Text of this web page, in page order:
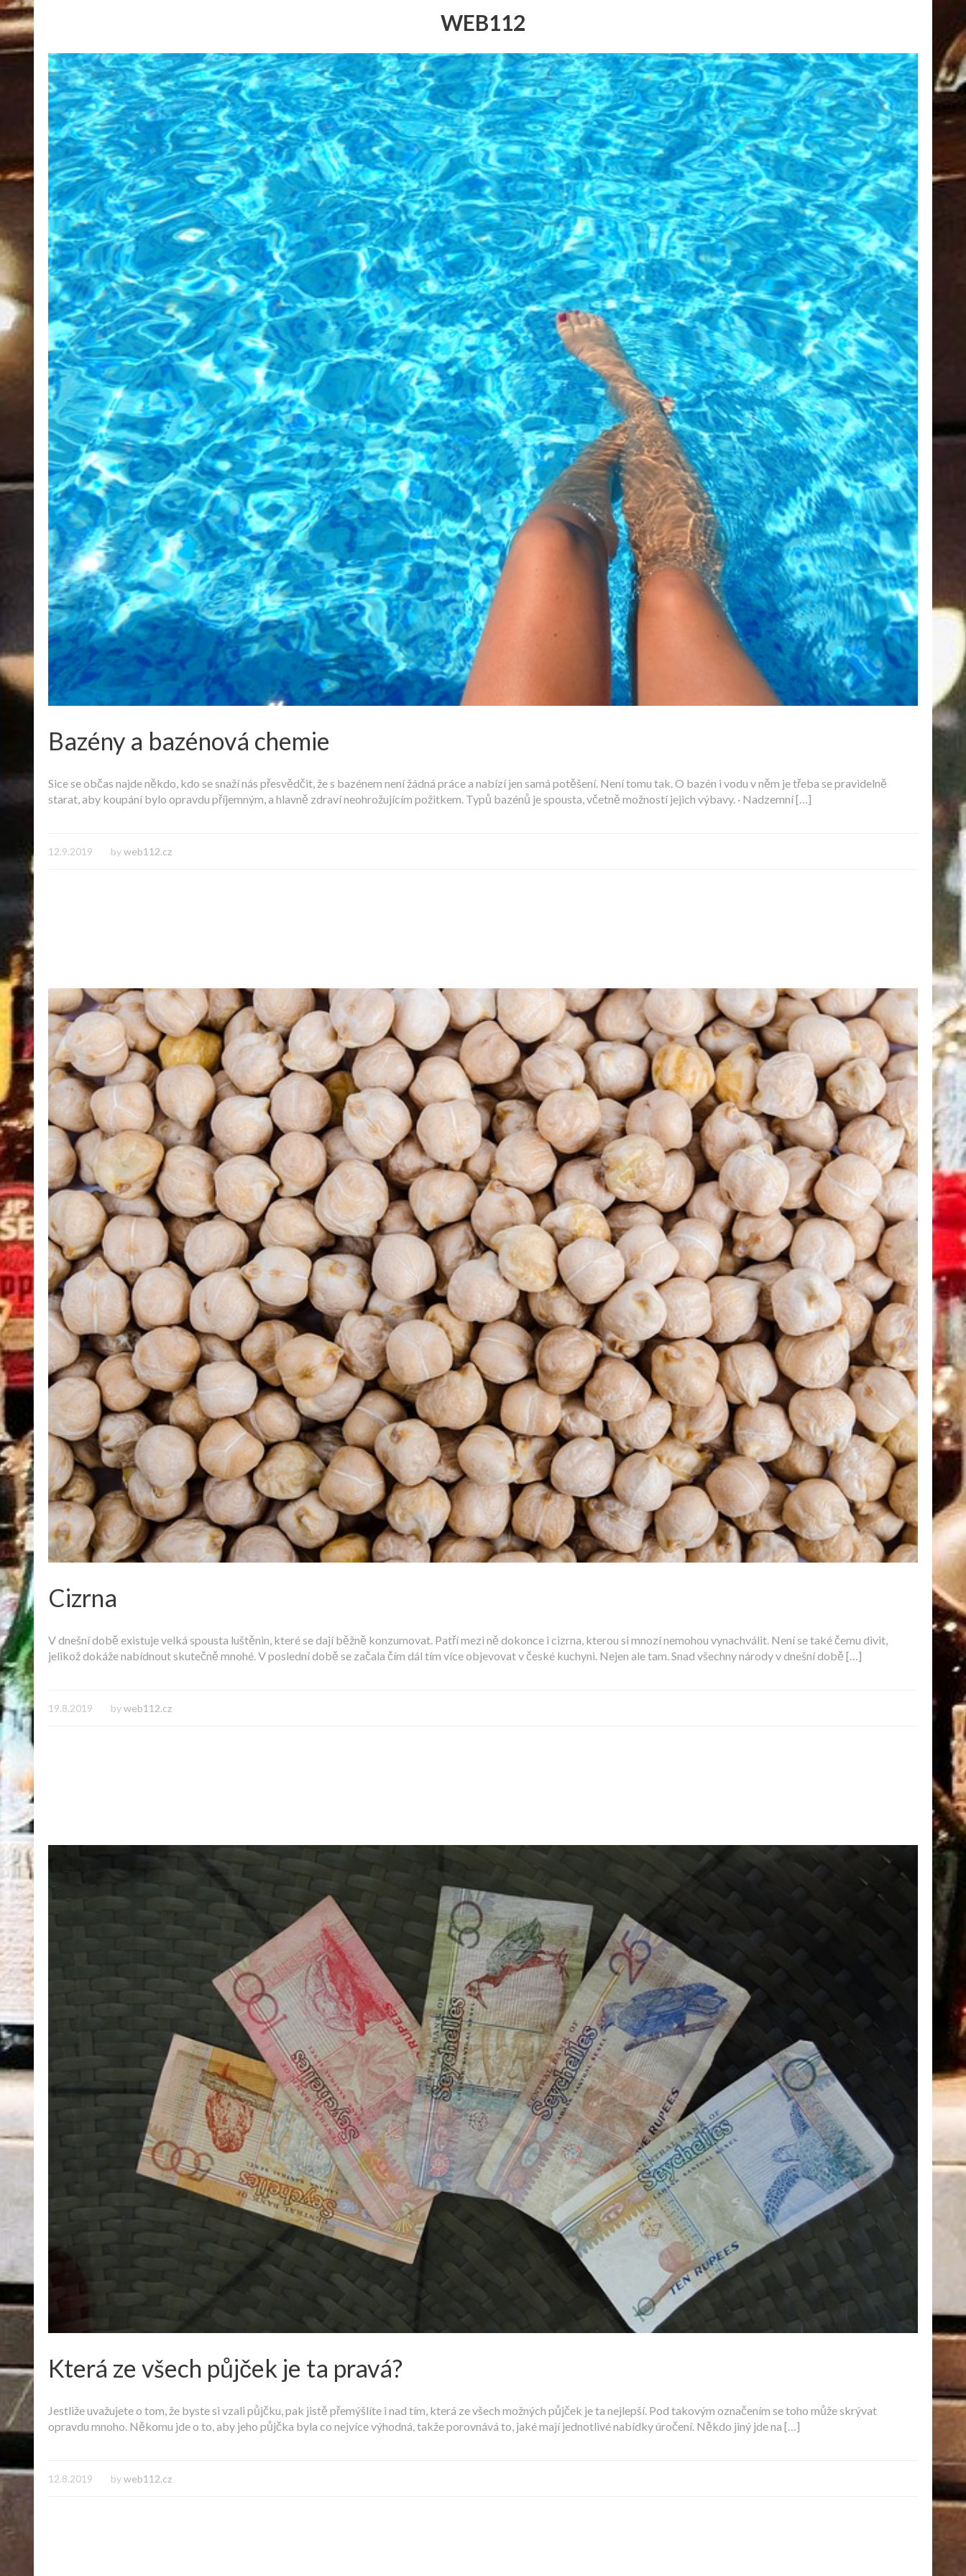
WEB112
Bazény a bazénová chemie
Sice se občas najde někdo, kdo se snaží nás přesvědčit, že s bazénem není žádná práce a nabízí jen samá potěšení. Není tomu tak. O bazén i vodu v něm je třeba se pravidelně
starat, aby koupání bylo opravdu příjemným, a hlavně zdraví neohrožujícím požitkem. Typů bazénů je spousta, včetně možností jejich výbavy. · Nadzemní […]
12.9.2019 byweb112.cz
Cizrna
V dnešní době existuje velká spousta luštěnin, které se dají běžně konzumovat. Patří mezi ně dokonce i cizrna, kterou si mnozí nemohou vynachválit. Není se také čemu divit,
jelikož dokáže nabídnout skutečně mnohé. V poslední době se začala čím dál tím více objevovat v české kuchyni. Nejen ale tam. Snad všechny národy v dnešní době […]
19.8.2019 byweb112.cz
Která ze všech půjček je ta pravá?
Jestliže uvažujete o tom, že byste si vzali půjčku, pak jistě přemýšlíte i nad tím, která ze všech možných půjček je ta nejlepší. Pod takovým označením se toho může skrývat
opravdu mnoho. Někomu jde o to, aby jeho půjčka byla co nejvíce výhodná, takže porovnává to, jaké mají jednotlivé nabídky úročení. Někdo jiný jde na […]
12.8.2019 byweb112.cz